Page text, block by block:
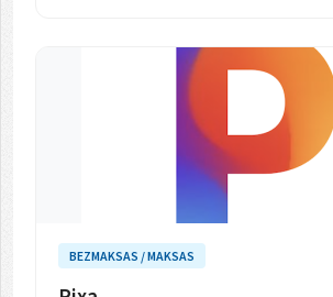
BEZMAKSAS / MAKSAS